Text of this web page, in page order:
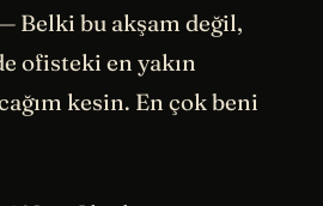
Belki bu akşam değil,
ofisteki en yakın
kesin. En çok beni